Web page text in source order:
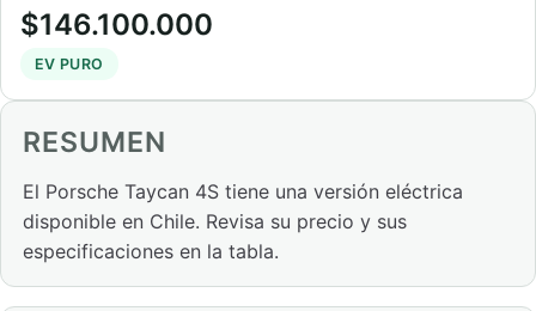
$146.100.000
EV PURO
RESUMEN
El Porsche Taycan 4S tiene una versión eléctrica
disponible en Chile. Revisa su precio y sus
especificaciones en la tabla.